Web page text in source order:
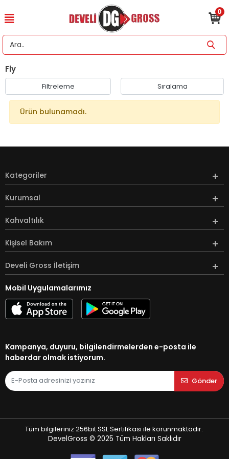
0
Fly
Filtreleme Sıralama
Ürün bulunamadı.
Kategoriler
Kurumsal
Kahvaltılık
Kişisel Bakım
Develi Gross İletişim
Mobil Uygulamalarımız
Kampanya, duyuru, bilgilendirmelerden e-posta ile
haberdar olmak istiyorum.
Gönder
Tüm bilgileriniz 256bit SSL Sertifikası ile korunmaktadır.
DevelGross © 2025 Tüm Hakları Saklıdır